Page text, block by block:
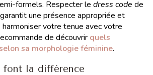
formels. Respecter le dress code de
une présence appropriée et
votre tenue avec votre
de découvrir quels
sa morphologie féminine.
font la différence